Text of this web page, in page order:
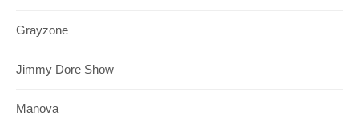
Grayzone
Jimmy Dore Show
Manova